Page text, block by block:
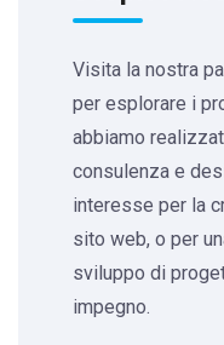
Visita la nostra
per esplorare i
abbiamo
consulenza e
interesse per la
sito web, o per
sviluppo di
impegno.